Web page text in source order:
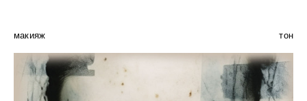
макияж тон